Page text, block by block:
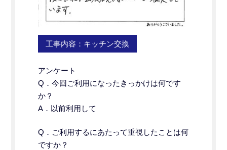
工事内容：キッチン交換
アンケート
Q．今回ご利用になったきっかけは何です
か？
A．以前利用して
Q． ご利用するにあたって重視したことは何
ですか？